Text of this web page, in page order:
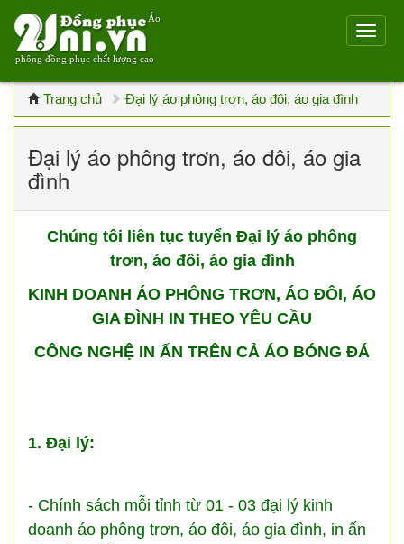
Áo
phông đồng phục chất lượng cao
Trang chủ Đại lý áo phông trơn, áo đôi, áo gia đình
Đại lý áo phông trơn, áo đôi, áo gia
đình
Chúng tôi liên tục tuyển Đại lý áo phông
trơn, áo đôi, áo gia đình
KINH DOANH ÁO PHÔNG TRƠN, ÁO ĐÔI, ÁO
GIA ĐÌNH IN THEO YÊU CẦU
CÔNG NGHỆ IN ẤN TRÊN CẢ ÁO BÓNG ĐÁ
1. Đại lý:
- Chính sách mỗi tỉnh từ 01 - 03 đại lý kinh
doanh áo phông trơn, áo đôi, áo gia đình, in ấn